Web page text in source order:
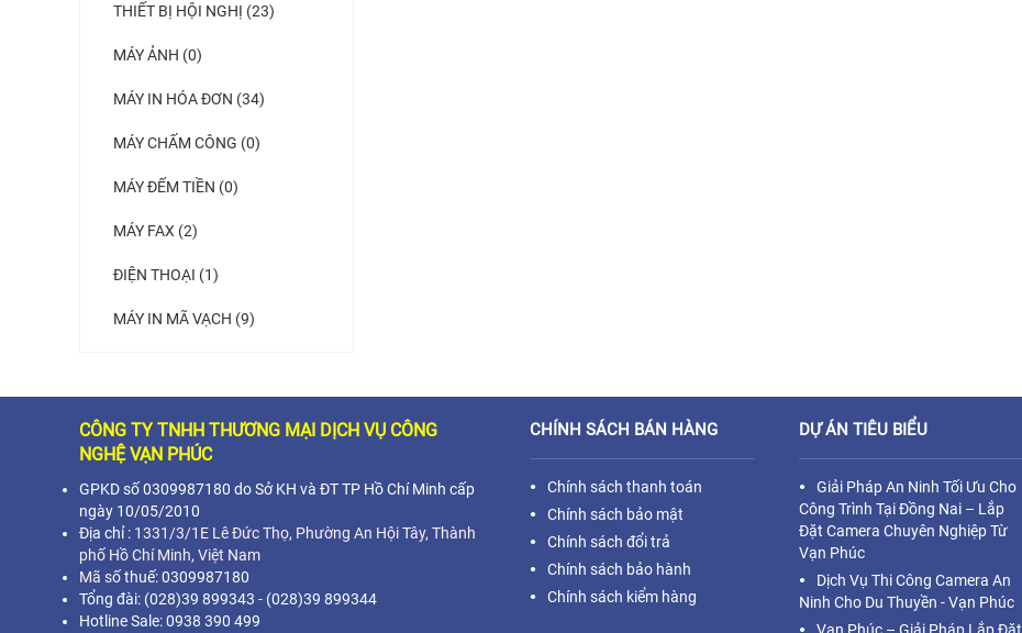
THIẾT BỊ HỘI NGHỊ (23)
MÁY ẢNH (0)
MÁY IN HÓA ĐƠN (34)
MÁY CHẤM CÔNG (0)
MÁY ĐẾM TIỀN (0)
MÁY FAX (2)
ĐIỆN THOẠI (1)
MÁY IN MÃ VẠCH (9)
CÔNG TY TNHH THƯƠNG MẠI DỊCH VỤ CÔNG
NGHỆ VẠN PHÚC
GPKD số 0309987180 do Sở KH và ĐT TP Hồ Chí Minh cấp
ngày 10/05/2010
Địa chỉ : 1331/3/1E Lê Đức Thọ, Phường An Hội Tây, Thành
phố Hồ Chí Minh, Việt Nam
Mã số thuế: 0309987180
Tổng đài: (028)39 899343 - (028)39 899344
Hotline Sale: 0938 390 499
CHÍNH SÁCH BÁN HÀNG
Chính sách thanh toán
Chính sách bảo mật
Chính sách đổi trả
Chính sách bảo hành
Chính sách kiểm hàng
DỰ ÁN TIÊU BIỂU
Giải Pháp An Ninh Tối Ưu Cho
Công Trình Tại Đồng Nai – Lắp
Đặt Camera Chuyên Nghiệp Từ
Vạn Phúc
Dịch Vụ Thi Công Camera An
Ninh Cho Du Thuyền - Vạn Phúc
Vạn Phúc – Giải Pháp Lắp Đặt